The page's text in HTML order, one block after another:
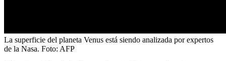
La superficie del planeta Venus está siendo analizada por expertos
de la Nasa. Foto: AFP